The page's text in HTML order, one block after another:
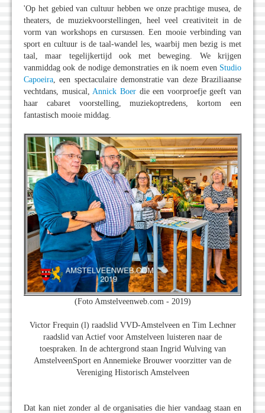
'Op het gebied van cultuur hebben we onze prachtige musea, de
theaters, de muziekvoorstellingen, heel veel creativiteit in de
vorm van workshops en cursussen. Een mooie verbinding van
sport en cultuur is de taal-wandel les, waarbij men bezig is met
taal, maar tegelijkertijd ook met beweging. We krijgen
vanmiddag ook de nodige demonstraties en ik noem even Studio
Capoeira, een spectaculaire demonstratie van deze Braziliaanse
vechtdans, musical,Annick Boerdie een voorproefje geeft van
haar cabaret voorstelling, muziekoptredens, kortom een
fantastisch mooie middag.
(Foto Amstelveenweb.com - 2019)
Victor Frequin (l) raadslid VVD-Amstelveen en Tim Lechner
raadslid van Actief voor Amstelveen luisteren naar de
toespraken. In de achtergrond staan Ingrid Wulving van
AmstelveenSport en Annemieke Brouwer voorzitter van de
Vereniging Historisch Amstelveen
Dat kan niet zonder al de organisaties die hier vandaag staan en